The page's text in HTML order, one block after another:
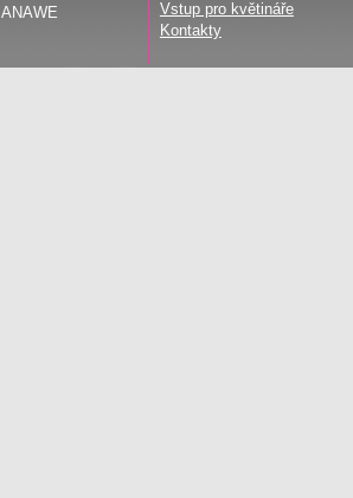
ANAWE
Vstup pro květináře
Kontakty